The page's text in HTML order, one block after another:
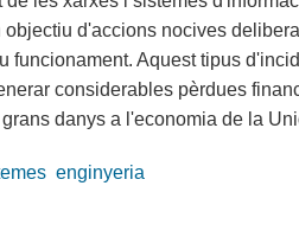
objectiu d'accions nocives
funcionament. Aquest tipus
considerables pèrdues
danys a l'economia de la
enginyeria